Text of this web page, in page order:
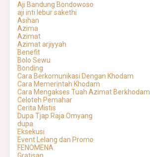
Aji Bandung Bondowoso
aji inti lebur sakethi
Asihan
Azima
Azimat
Azimat arjiyyah
Benefit
Bolo Sewu
Bonding
Cara Berkomunikasi Dengan Khodam
Cara Memerintah Khodam
Cara Mengakses Tuah Azimat Berkhodam
Celoteh Pemahar
Cerita Mistis
Dupa Tjap Raja Omyang
dupa.
Eksekusi
Event Lelang dan Promo
FENOMENA